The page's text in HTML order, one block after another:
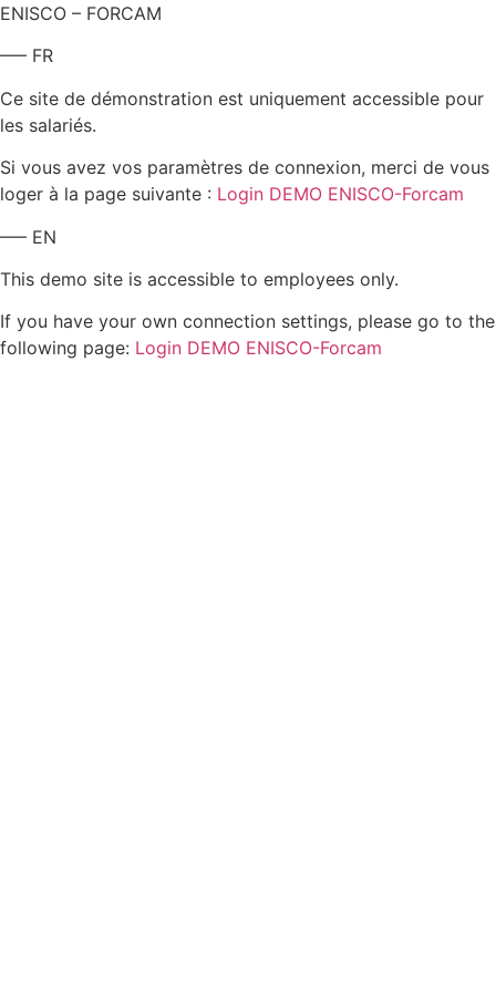
ENISCO – FORCAM
—– FR
Ce site de démonstration est uniquement accessible pour
les salariés.
Si vous avez vos paramètres de connexion, merci de vous
loger à la page suivante : Login DEMO ENISCO-Forcam
—– EN
This demo site is accessible to employees only.
If you have your own connection settings, please go to the
following page: Login DEMO ENISCO-Forcam